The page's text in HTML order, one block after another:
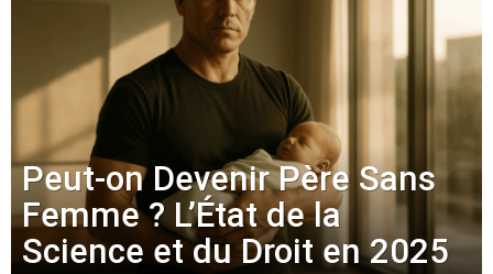
Peut-on Devenir Père Sans
Femme ? L’État de la
Science et du Droit en 2025